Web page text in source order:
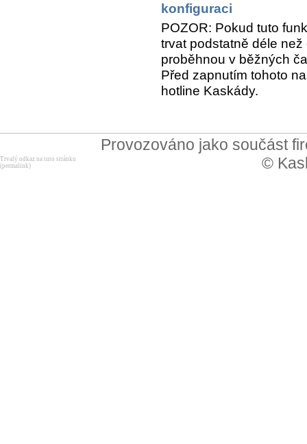
konfiguraci
POZOR: Pokud tuto
trvat podstatně déle
proběhnou v běžných
Před zapnutím tohoto
hotline Kaskády.
Provozováno jako součást
©
Trvalý odkaz na tuto stránku
(permalink)